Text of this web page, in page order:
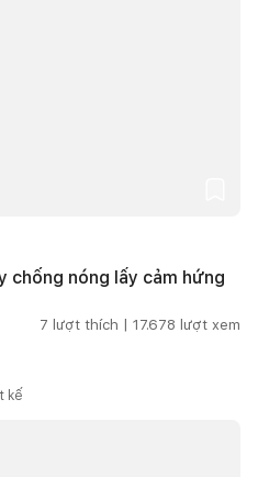
chống nóng lấy cảm hứng
7 lượt thích | 17.678 lượt xem
kế